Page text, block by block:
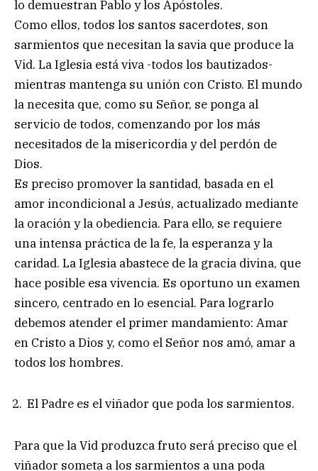
lo demuestran Pablo y los Apóstoles.
Como ellos, todos los santos sacerdotes, son
sarmientos que necesitan la savia que produce la
Vid. La Iglesia está viva -todos los bautizados-
mientras mantenga su unión con Cristo. El mundo
la necesita que, como su Señor, se ponga al
servicio de todos, comenzando por los más
necesitados de la misericordia y del perdón de
Dios.
Es preciso promover la santidad, basada en el
amor incondicional a Jesús, actualizado mediante
la oración y la obediencia. Para ello, se requiere
una intensa práctica de la fe, la esperanza y la
caridad. La Iglesia abastece de la gracia divina, que
hace posible esa vivencia. Es oportuno un examen
sincero, centrado en lo esencial. Para lograrlo
debemos atender el primer mandamiento: Amar
en Cristo a Dios y, como el Señor nos amó, amar a
todos los hombres.
El Padre es el viñador que poda los sarmientos.
Para que la Vid produzca fruto será preciso que el
viñador someta a los sarmientos a una poda